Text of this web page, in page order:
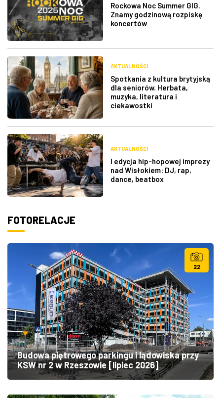
Rockowa Noc Summer GIG.
Znamy godzinową rozpiskę
koncertów
AKTUALNOŚCI
Spotkania z kultura brytyjską
dla seniorów. Herbata,
muzyka, literatura i
ciekawostki
AKTUALNOŚCI
I edycja hip-hopowej imprezy
nad Wisłokiem: DJ, rap,
dance, beatbox
FOTORELACJE
22
Budowa piętrowego parkingu i lądowiska przy
KSW nr 2 w Rzeszowie [lipiec 2026]